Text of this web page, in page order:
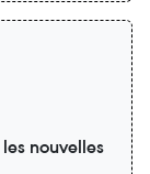
nouvelles